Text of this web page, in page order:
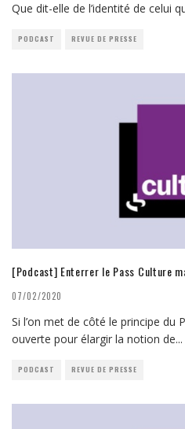
Que dit-elle de l’identité de celui
PODCAST REVUE DE PRESSE
[Podcast] Enterrer le Pass Culture
07/02/2020
Si l’on met de côté le principe du
ouverte pour élargir la notion de...
PODCAST REVUE DE PRESSE